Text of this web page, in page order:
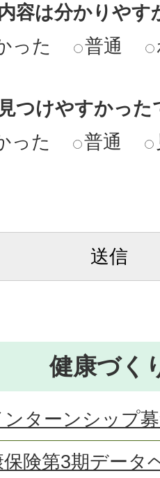
容は分かりやす
った
普通
つけやすかった
った
普通
健康づく
ターンシップ
険第3期データ